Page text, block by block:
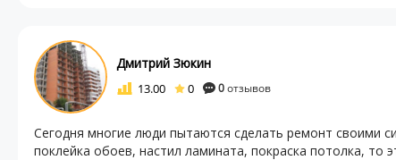
Дмитрий Зюкин
13.00 0 0отзывов
Сегодня многие люди пытаются сделать ремонт своими
поклейка обоев, настил ламината, покраска потолка, то